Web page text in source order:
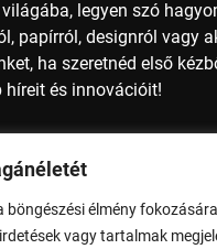
böngészési élmény
vagy tartalmak
legyen szó
papírról, designról vagy
ha szeretnéd első
híreit és innovációit!
nyomdai
A4 méret, A3 méret, A2
B1 méret, B0 méret,
nyomdai szolgáltatások,